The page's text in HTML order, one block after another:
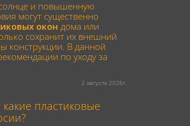
и повышенную
могут существенно
окон дома или
сохранит их внешний
конструкции. В данной
по уходу за
2 августа 2026г.
пластиковые